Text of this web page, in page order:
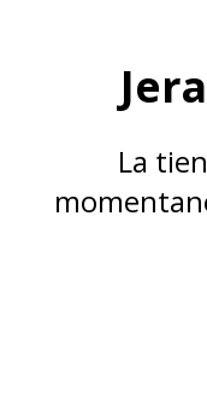
La